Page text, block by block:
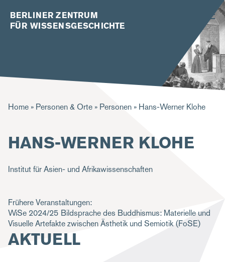
BERLINER ZENTRUM
FÜR WISSENSGESCHICHTE
P
a
n
v
i
g
Home Personen & Orte Personen Hans-Werner Klohe
HANS-WERNER KLOHE
Institut für Asien- und Afrikawissenschaften
Frühere Veranstaltungen:
WiSe 2024/25 Bildsprache des Buddhismus: Materielle und
Visuelle Artefakte zwischen Ästhetik und Semiotik (FoSE)
AKTUELL